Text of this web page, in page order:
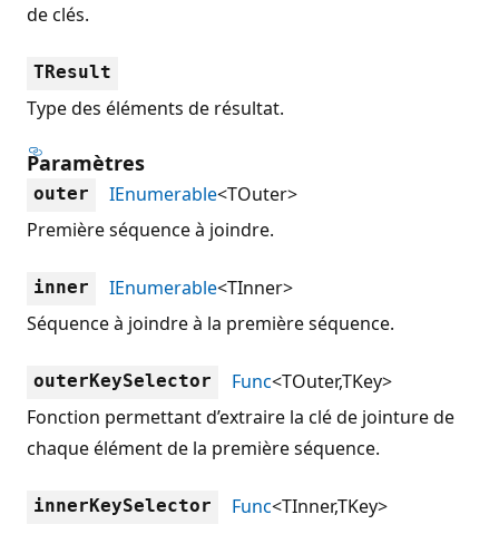
de clés.
TResult
Type des éléments de résultat.
Paramètres
outer IEnumerable<TOuter>
Première séquence à joindre.
inner IEnumerable<TInner>
Séquence à joindre à la première séquence.
outerKeySelector Func<TOuter,TKey>
Fonction permettant d’extraire la clé de jointure de
chaque élément de la première séquence.
innerKeySelector Func<TInner,TKey>